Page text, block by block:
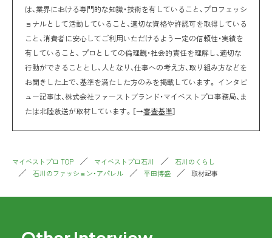
は、業界における専門的な知識・技術を有していること、プロフェッシ
ョナルとして活動していること、適切な資格や許認可を取得している
こと、消費者に安心してご利用いただけるよう一定の信頼性・実績を
有していること、 プロとしての倫理観・社会的責任を理解し、適切な
行動ができることとし、人となり、仕事への考え方、取り組み方などを
お聞きした上で、基準を満たした方のみを掲載しています。 インタビ
ュー記事は、株式会社ファーストブランド・マイベストプロ事務局、ま
たは北陸放送が取材しています。［→審査基準］
マイベストプロ TOP マイベストプロ石川
石川のくらし
石川のファッション・アパレル
平田博盛 取材記事